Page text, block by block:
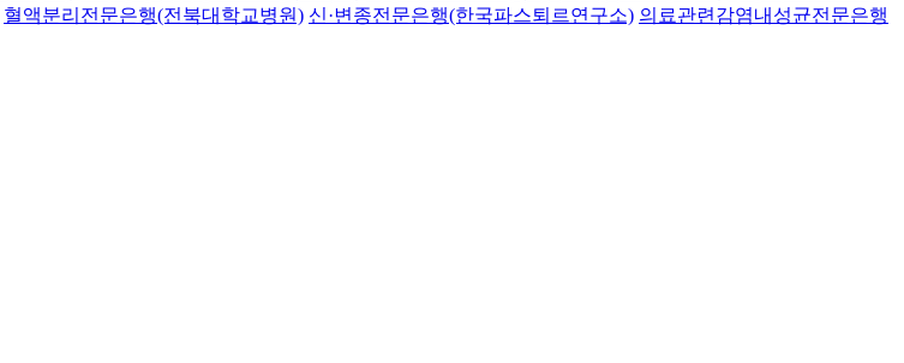
혈액분리전문은행(전북대학교병원) 신·변종전문은행(한국파스퇴르연구소) 의료관련감염내성균전문은행